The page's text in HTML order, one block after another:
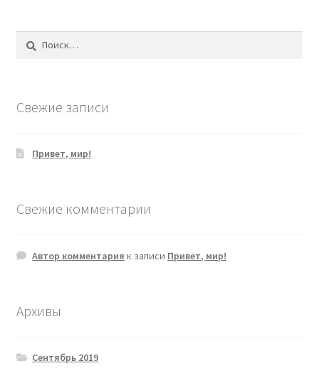
Свежие записи
Привет, мир!
Свежие комментарии
Автор комментария к записи Привет, мир!
Архивы
Сентябрь 2019